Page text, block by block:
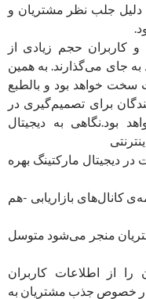
دلیل جلب نظر مشتریان و
کاربران حجم زیادی از
به جای می‌گذارند. به همین
سخت خواهد بود و بالطبع
برای تصمیم‌گیری در
بود.نگاهی به دیجیتال
برای موفقیت در دیجیتال مارکتینگ بهره
کانال‌های بازاریابی -هم
منجر می‌شود متوسل
از اطلاعات کاربران
در خصوص جذب مشتریان به